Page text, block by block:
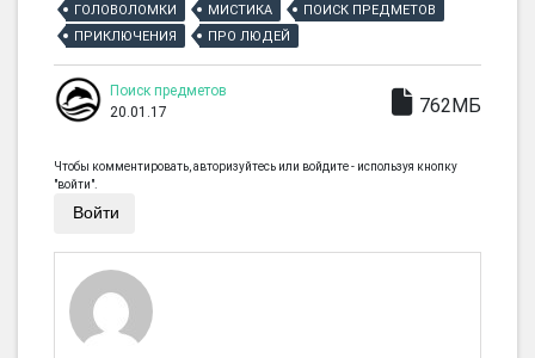
ГОЛОВОЛОМКИ МИСТИКА
ПОИСК ПРЕДМЕТОВ
ПРИКЛЮЧЕНИЯ
ПРО ЛЮДЕЙ
Поиск предметов
20.01.17
762МБ
Чтобы комментировать, авторизуйтесь или войдите - используя кнопку
"войти".
Войти